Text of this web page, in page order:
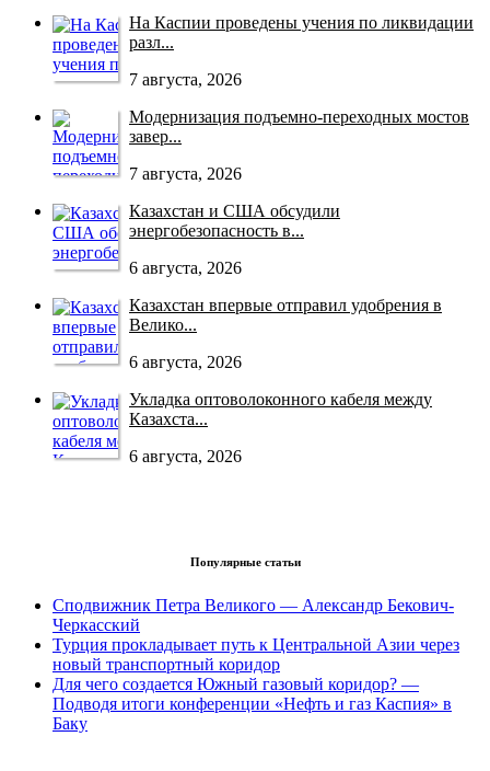
На Каспии проведены учения по ликвидации
разл...
7 августа, 2026
Модернизация подъемно-переходных мостов
завер...
7 августа, 2026
Казахстан и США обсудили
энергобезопасность в...
6 августа, 2026
Казахстан впервые отправил удобрения в
Велико...
6 августа, 2026
Укладка оптоволоконного кабеля между
Казахста...
6 августа, 2026
Популярные статьи
Сподвижник Петра Великого — Александр Бекович-
Черкасский
Турция прокладывает путь к Центральной Азии через
новый транспортный коридор
Для чего создается Южный газовый коридор? —
Подводя итоги конференции «Нефть и газ Каспия» в
Баку